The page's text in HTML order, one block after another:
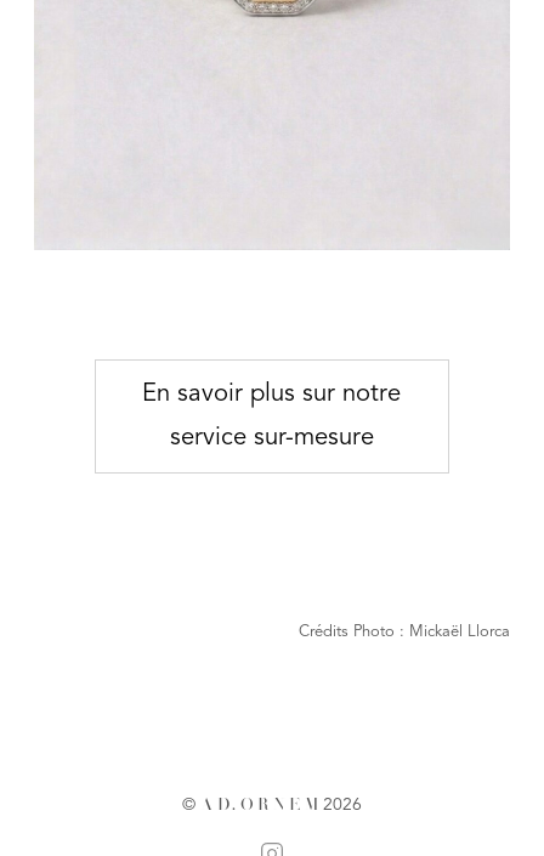
En savoir plus sur notre
service sur-mesure
Crédits Photo : Mickaël Llorca
© A D. O R N E M 2026